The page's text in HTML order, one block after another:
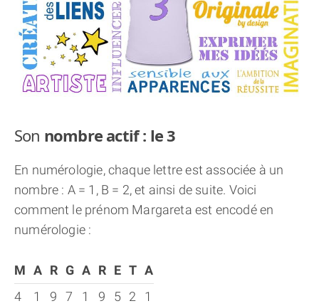
Son nombre actif : le 3
En numérologie, chaque lettre est associée à un
nombre : A = 1, B = 2, et ainsi de suite. Voici
comment le prénom Margareta est encodé en
numérologie :
M A R G A R E T A
4
1 9 7 1 9 5 2 1
EXPLORER LA NUMÉROLOGIE
70.000 PRÉNOMS